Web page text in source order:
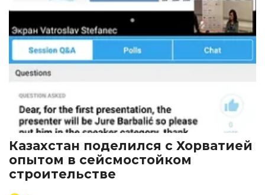
Казахстан поделился с Хорватией
опытом в сейсмостойком
строительстве